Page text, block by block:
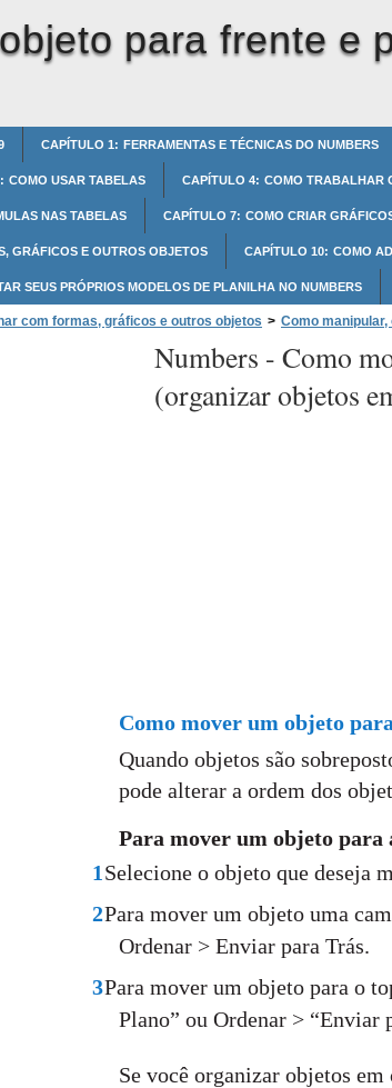
para frente e
CAPÍTULO 1: FERRAMENTAS E TÉCNICAS DO NUMBERS
COMO USAR TABELAS CAPÍTULO 4: COMO TRABALHAR
NAS TABELAS CAPÍTULO 7: COMO CRIAR
GRÁFICOS E OUTROS OBJETOS CAPÍTULO 10: COMO
SEUS PRÓPRIOS MODELOS DE PLANILHA NO NUMBERS
com formas, gráficos e outros objetos > Como
Como mover um objeto para frente e para trás (organizar
Numbers - Como
(organizar objetos
Como mover um objeto
Quando objetos são
pode alterar a ordem dos
Para mover um objeto para
1 Selecione o objeto que deseja
2Para mover um objeto uma
Ordenar > Enviar para Trás.
3Para mover um objeto para o
Plano” ou Ordenar > “Enviar
Se você organizar objetos